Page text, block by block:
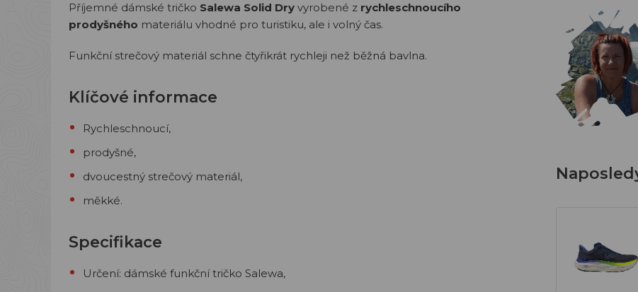
Příjemné dámské tričko Salewa Solid Dry vyrobené z rychleschnoucího
prodyšného materiálu vhodné pro turistiku, ale i volný čas.
Funkční strečový materiál schne čtyřikrát rychleji než běžná bavlna.
Klíčové informace
Rychleschnoucí,
prodyšné,
dvoucestný strečový materiál,
měkké.
Specifikace
Určení: dámské funkční tričko Salewa,